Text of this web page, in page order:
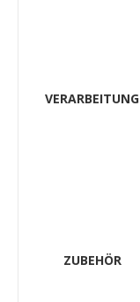
VERARBEITUNG
ZUBEHÖR